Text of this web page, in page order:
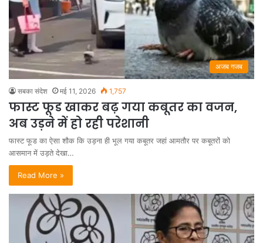
अजब गजब
सबका संदेश मई 11, 2026 1,757
फास्ट फूड खाकर बढ़ गया कबूतर का वजन,
अब उड़ने में हो रही परेशानी
फास्ट फूड का ऐसा शौक कि उड़ना ही भूल गया कबूतर जहां आमतौर पर कबूतरों को
आसमान में उड़ते देखा…
Read More »